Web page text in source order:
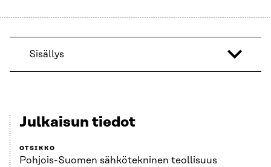
Sisällys
Julkaisun tiedot
OTSIKKO
Pohjois-Suomen sähkötekninen teollisuus